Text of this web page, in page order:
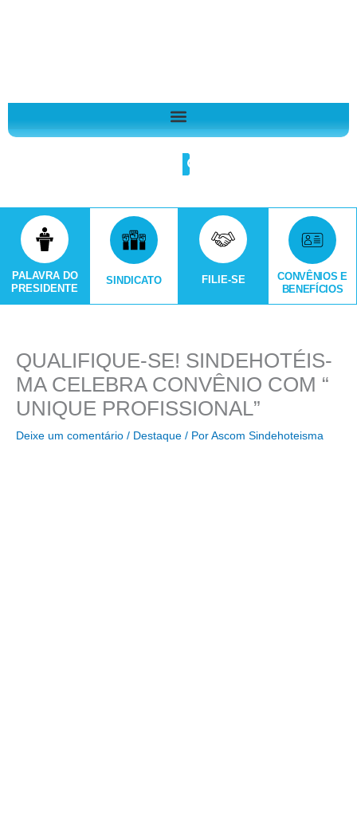
Search
PALAVRA DO
PRESIDENTE
SINDICATO FILIE-SE
CONVÊNIOS E
BENEFÍCIOS
QUALIFIQUE-SE! SINDEHOTÉIS-
MA CELEBRA CONVÊNIO COM “
UNIQUE PROFISSIONAL”
Deixe um comentário / Destaque / Por Ascom Sindehoteisma
o